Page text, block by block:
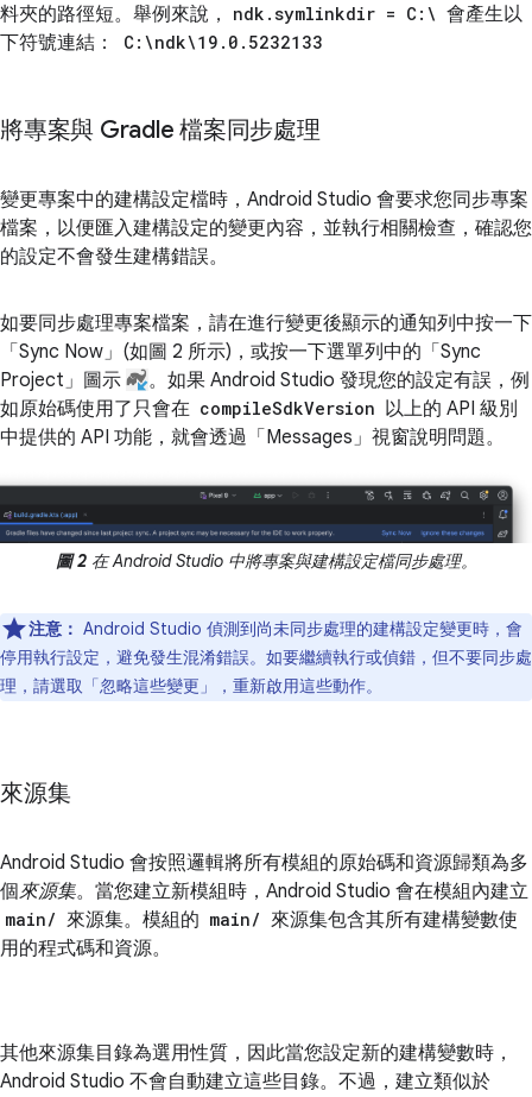
料夾的路徑短。舉例來說，
ndk.symlinkdir = C:\ 會產生以
下符號連結：
C:\ndk\19.0.5232133
將專案與 Gradle 檔案同步處理
變更專案中的建構設定檔時，Android Studio 會要求您同步專案
檔案，以便匯入建構設定的變更內容，並執行相關檢查，確認您
的設定不會發生建構錯誤。
如要同步處理專案檔案，請在進行變更後顯示的通知列中按一下
「Sync Now」 (如圖 2 所示)，或按一下選單列中的「Sync
Project」 圖示
。如果 Android Studio 發現您的設定有誤，例
如原始碼使用了只會在 compileSdkVersion 以上的 API 級別
中提供的 API 功能，就會透過「Messages」 視窗說明問題。
圖 2在 Android Studio 中將專案與建構設定檔同步處理。
注意： Android Studio 偵測到尚未同步處理的建構設定變更時，會
停用執行設定，避免發生混淆錯誤。如要繼續執行或偵錯，但不要同步處
理，請選取「忽略這些變更」
，重新啟用這些動作。
來源集
Android Studio 會按照邏輯將所有模組的原始碼和資源歸類為多
個來源集。當您建立新模組時，Android Studio 會在模組內建立
main/ 來源集。模組的 main/ 來源集包含其所有建構變數使
用的程式碼和資源。
其他來源集目錄為選用性質，因此當您設定新的建構變數時，
Android Studio 不會自動建立這些目錄。不過，建立類似於